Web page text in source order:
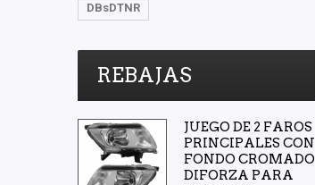
DBsDTNR
REBAJAS
JUEGO DE 2 FAROS
PRINCIPALES CON
FONDO CROMADO
DIFORZA PARA